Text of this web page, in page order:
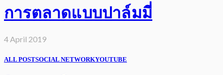
การตลาดแบบปาล์มมี่
4 April 2019
ALL POSTSOCIAL NETWORKYOUTUBE